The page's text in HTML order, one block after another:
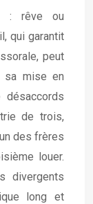
: rêve ou
qui garantit
peut
sa mise en
de trois,
des frères
louer.
divergents
long et